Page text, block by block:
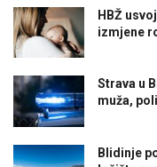
HBŽ
izmjene
Strava u
muža,
Blidinje